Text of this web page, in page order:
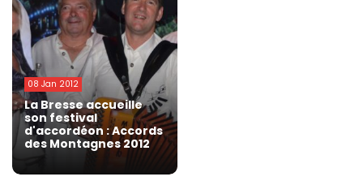
08 Jan 2012
La Bresse accueille
son festival
d'accordéon : Accords
des Montagnes 2012